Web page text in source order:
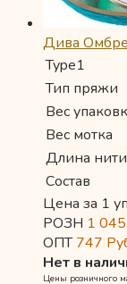
Дива
Type1
Тип пряжи
Вес
Вес мотка
Длина
Состав
Цена за 1
РОЗН 1
ОПТ747
Нет в
Цены розничного